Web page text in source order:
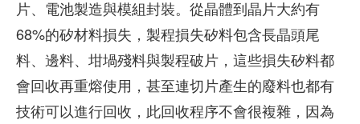
片、電池製造與模組封裝。從晶體到晶片大約有
68%的矽材料損失，製程損失矽料包含長晶頭尾
料、邊料、坩堝殘料與製程破片，這些損失矽料都
會回收再重熔使用，甚至連切片產生的廢料也都有
技術可以進行回收，此回收程序不會很複雜，因為